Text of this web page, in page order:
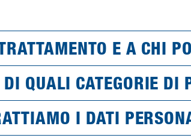
E A CHI
QUALI CATEGORIE DI
I DATI